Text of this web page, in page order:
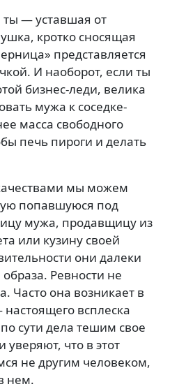
— уставшая от
кротко сносящая
представляется
И наоборот, если ты
бизнес-леди, велика
мужа к соседке-
масса свободного
печь пироги и делать
мы можем
попавшуюся под
мужа, продавщицу из
или кузину своей
они далеки
Ревности не
Часто она возникает в
всплеска
сути дела тешим свое
что в этот
не другим человеком,
нем.